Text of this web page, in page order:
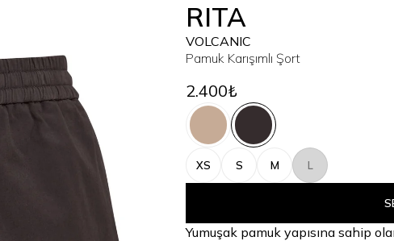
RITA
VOLCANIC
Pamuk Karışımlı Şort
2.400₺
XS S M L
Yumuşak pamuk yapısına sahip